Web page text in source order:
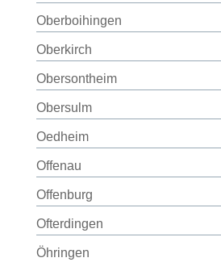
Oberboihingen
Oberkirch
Obersontheim
Obersulm
Oedheim
Offenau
Offenburg
Ofterdingen
Öhringen